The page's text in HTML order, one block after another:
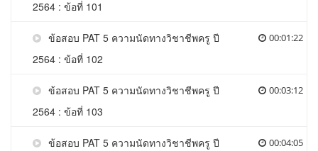
2564 : ข้อที่ 101
ข้อสอบ PAT 5 ความนัดทางวิชาชีพครู ปี
2564 : ข้อที่ 102
00:01:22
ข้อสอบ PAT 5 ความนัดทางวิชาชีพครู ปี
2564 : ข้อที่ 103
00:03:12
ข้อสอบ PAT 5 ความนัดทางวิชาชีพครู ปี
00:04:05